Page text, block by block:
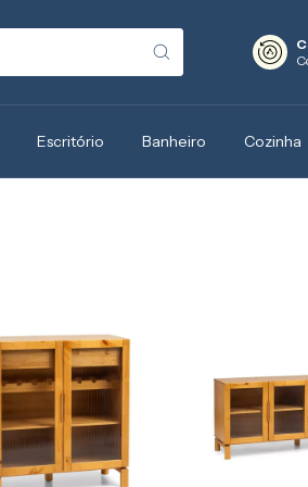
Escritório Banheiro Cozinha